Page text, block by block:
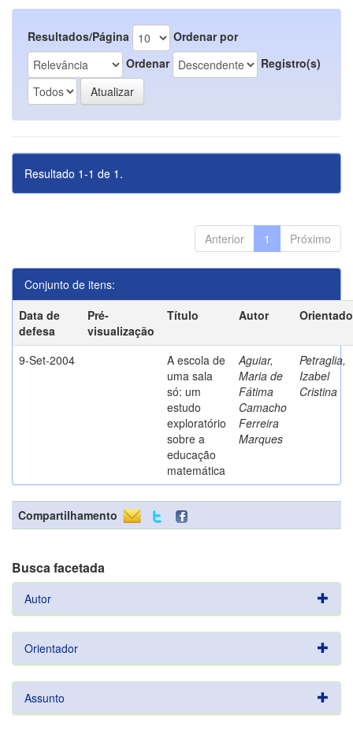
Resultados/Página
Ordenar por
Ordenar
Registro(s)
Resultado 1-1 de 1.
Anterior 1 Próximo
Conjunto de itens:
Data de
defesa
Pré-
visualização
Título Autor
9-Set-2004
A escola de
uma sala
só: um
estudo
exploratório
sobre a
educação
matemática
Aguiar,
Maria de
Fátima
Camacho
Ferreira
Marques
Petraglia,
Izabel
Cristina
Compartilhamento
Busca facetada
Autor
Orientador
Assunto